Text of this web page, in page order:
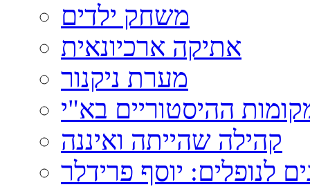
משחק ילדים
אתיקה ארכיונאית
מערת ניקנור
ההיסטוריים בא"י
קהילה שהייתה ואיננה
לנופלים: יוסף פרידלר